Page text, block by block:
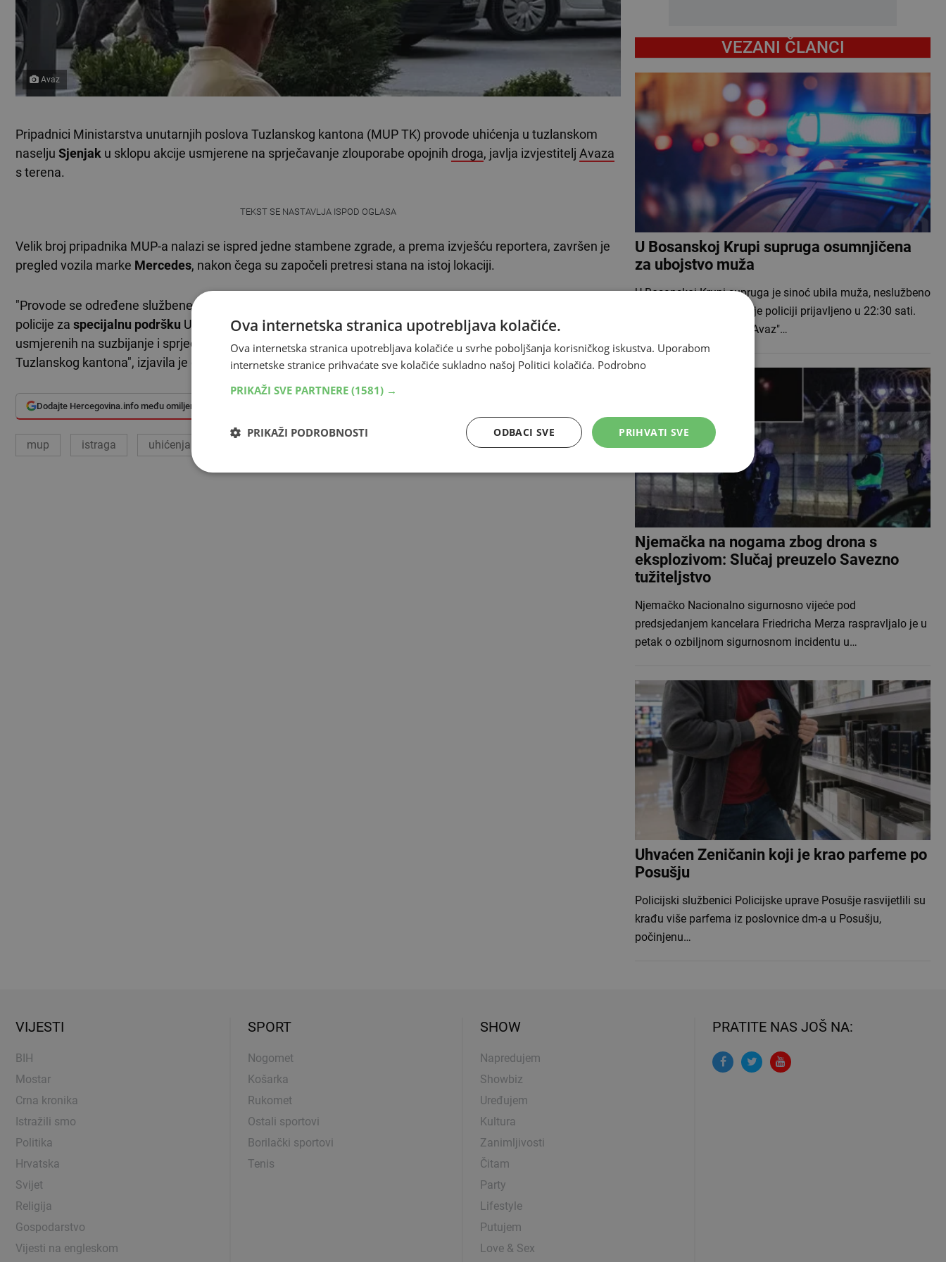
Avaz
Pripadnici Ministarstva unutarnjih poslova Tuzlanskog kantona (MUP TK) provode uhićenja u tuzlanskom
naselju Sjenjak u sklopu akcije usmjerene na sprječavanje zlouporabe opojnih droga, javlja izvjestitelj Avaza
s terena.
TEKST SE NASTAVLJA ISPOD OGLASA
Velik broj pripadnika MUP-a nalazi se ispred jedne stambene zgrade, a prema izvješću reportera, završen je
pregled vozila marke Mercedes, nakon čega su započeli pretresi stana na istoj lokaciji.
"Provode se određene službene radnje istražitelja Sektora
policije za specijalnu podršku Uprave policije MUP-a TK, a u okviru planskih višemjesečnih aktivnosti
usmjerenih na suzbijanje i sprječavanje zlouporabe opojnih droga, pod nadzoromKantonalnog tužiteljstva
Tuzlanskog kantona", izjavila je glasnogovornica MUP-a TK, Adnana Sprečić, za Avaz.
Dodajte Hercegovina.info među omiljene izvore
mup istraga uhićenja
VEZANI ČLANCI
U Bosanskoj Krupi supruga osumnjičena
za ubojstvo muža
U Bosanskoj Krupi supruga je sinoć ubila muža, neslužbeno
doznaje Avaz. Ubojstvo je policiji prijavljeno u 22:30 sati.
Podsjetimo, kako je za "Avaz"…
Njemačka na nogama zbog drona s
eksplozivom: Slučaj preuzelo Savezno
tužiteljstvo
Njemačko Nacionalno sigurnosno vijeće pod
predsjedanjem kancelara Friedricha Merza raspravljalo je u
petak o ozbiljnom sigurnosnom incidentu u…
Uhvaćen Zeničanin koji je krao parfeme po
Posušju
Policijski službenici Policijske uprave Posušje rasvijetlili su
krađu više parfema iz poslovnice dm-a u Posušju,
počinjenu…
VIJESTI
BIH
Mostar
Crna kronika
Istražili smo
Politika
Hrvatska
Svijet
Religija
Gospodarstvo
Vijesti na engleskom
SPORT
Nogomet
Košarka
Rukomet
Ostali sportovi
Borilački sportovi
Tenis
SHOW
Napredujem
Showbiz
Uređujem
Kultura
Zanimljivosti
Čitam
Party
Lifestyle
Putujem
Love & Sex
PRATITE NAS JOŠ NA:
Ova internetska stranica upotrebljava kolačiće.
Ova internetska stranica upotrebljava kolačiće u svrhe poboljšanja korisničkog iskustva. Uporabom
internetske stranice prihvaćate sve kolačiće sukladno našoj Politici kolačića. Podrobno
PRIKAŽI SVE PARTNERE (1581) →
PRIHVATI SVE
ODBACI SVE
PRIKAŽI PODROBNOSTI